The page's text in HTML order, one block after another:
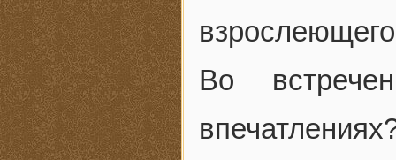
Во